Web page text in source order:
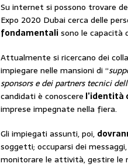
Su internet si possono trovare
Expo 2020 Dubai cerca delle
fondamentalisono le capacità
Attualmente si ricercano dei
impiegare nelle mansioni di “
sponsors e dei partners tecnici
candidati è conoscere l’identità
imprese impegnate nella fiera.
Gli impiegati assunti, poi,
soggetti; occuparsi dei
monitorare le attività, gestire le